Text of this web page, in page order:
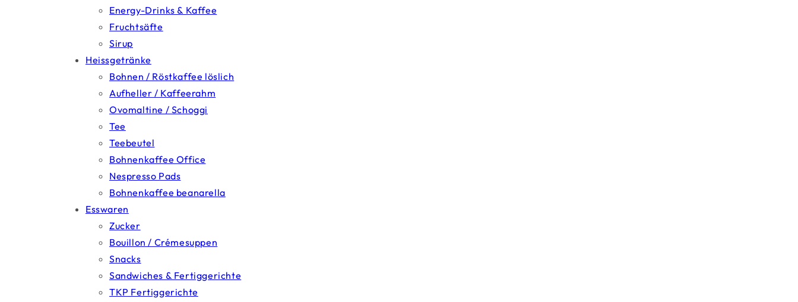
Energy-Drinks & Kaffee
Fruchtsäfte
Sirup
Heissgetränke
Bohnen / Röstkaffee löslich
Aufheller / Kaffeerahm
Ovomaltine / Schoggi
Tee
Teebeutel
Bohnenkaffee Office
Nespresso Pads
Bohnenkaffee beanarella
Esswaren
Zucker
Bouillon / Crémesuppen
Snacks
Sandwiches & Fertiggerichte
TKP Fertiggerichte